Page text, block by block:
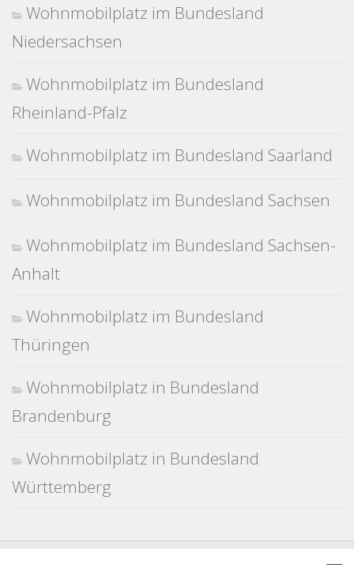
Wohnmobilplatz im Bundesland
Niedersachsen
Wohnmobilplatz im Bundesland
Rheinland-Pfalz
Wohnmobilplatz im Bundesland Saarland
Wohnmobilplatz im Bundesland Sachsen
Wohnmobilplatz im Bundesland Sachsen-
Anhalt
Wohnmobilplatz im Bundesland
Thüringen
Wohnmobilplatz in Bundesland
Brandenburg
Wohnmobilplatz in Bundesland
Württemberg